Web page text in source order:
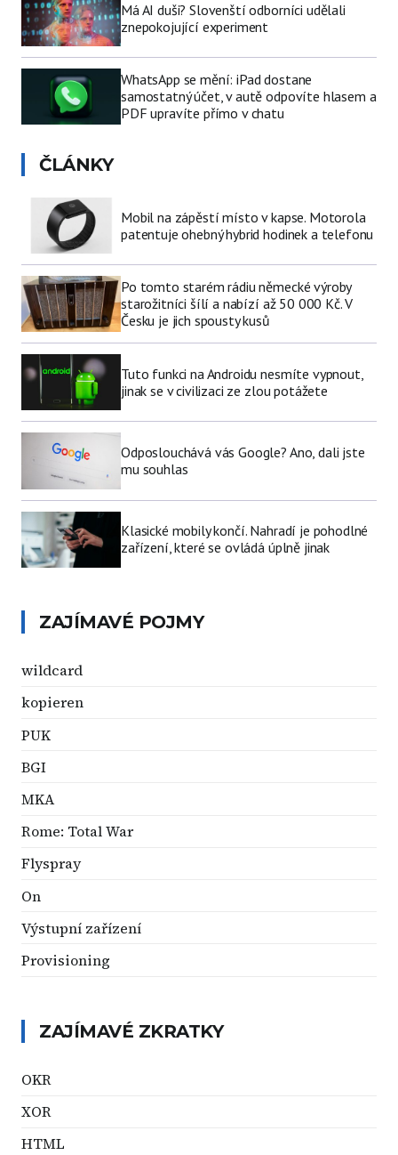
Má AI duši? Slovenští odborníci udělali
znepokojující experiment
WhatsApp se mění: iPad dostane
samostatný účet, v autě odpovíte hlasem a
PDF upravíte přímo v chatu
ČLÁNKY
Mobil na zápěstí místo v kapse. Motorola
patentuje ohebný hybrid hodinek a telefonu
Po tomto starém rádiu německé výroby
starožitníci šílí a nabízí až 50 000 Kč. V
Česku je jich spousty kusů
Tuto funkci na Androidu nesmíte vypnout,
jinak se v civilizaci ze zlou potážete
Odposlouchává vás Google? Ano, dali jste
mu souhlas
Klasické mobily končí. Nahradí je pohodlné
zařízení, které se ovládá úplně jinak
ZAJÍMAVÉ POJMY
wildcard
kopieren
PUK
BGI
MKA
Rome: Total War
Flyspray
On
Výstupní zařízení
Provisioning
ZAJÍMAVÉ ZKRATKY
OKR
XOR
HTML